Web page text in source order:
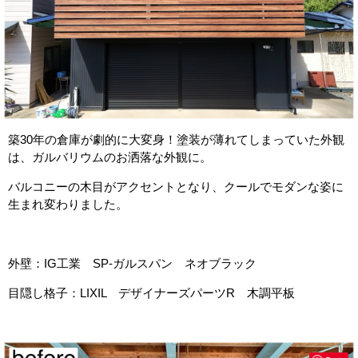
築30年の倉庫が劇的に大変身！塗装が薄れてしまっていた外観
は、ガルバリウムのお洒落な外観に。
バルコニーの木目がアクセントとなり、クールでモダンな姿に
生まれ変わりました。
外壁：IG工業 SP-ガルスパン ネオブラック
目隠し格子：LIXIL デザイナーズパーツR 木調平板